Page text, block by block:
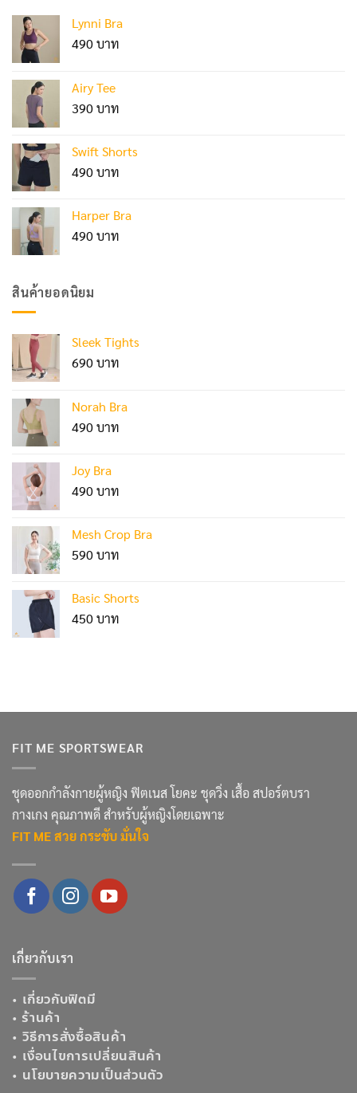
Lynni Bra
490
Airy Tee
390
Swift Shorts
490
Harper Bra
490
สินค้ายอดนิยม
Sleek Tights
690
Norah Bra
490
Joy Bra
490
Mesh Crop Bra
590
Basic Shorts
450
FIT ME SPORTSWEAR
ชุดออกกำลังกายผู้หญิง ฟิตเนส โยคะ ชุดวิ่ง เสื้อ สปอร์ตบรา
กางเกง คุณภาพดี สำหรับผู้หญิงโดยเฉพาะ
FIT ME สวย กระชับ มั่นใจ
เกี่ยวกับเรา
• เกี่ยวกับฟิตมี
• ร้านค้า
•วิธีการสั่งซื้อสินค้า
• เงื่อนไขการเปลี่ยนสินค้า
• นโยบายความเป็นส่วนตัว